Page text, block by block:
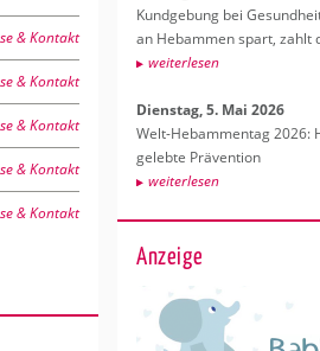
& Kontakt
& Kontakt
& Kontakt
& Kontakt
& Kontakt
Kund­ge­bung bei
an Heb­am­men spart, zahlt
wei­ter­le­sen
Diens­tag, 5. Mai 2026
Welt-Heb­am­men­tag 2026:
ge­leb­te Prä­ven­ti­on
wei­ter­le­sen
Anzeige